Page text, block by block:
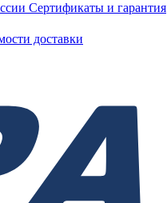
Сертификаты и гарантия
доставки